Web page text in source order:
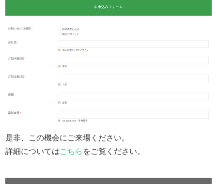
是非、この機会にご来場ください。
詳細についてはこちら をご覧ください。